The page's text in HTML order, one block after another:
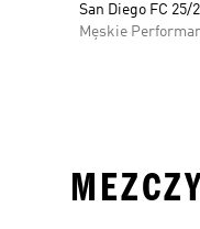
San Diego FC
Męskie